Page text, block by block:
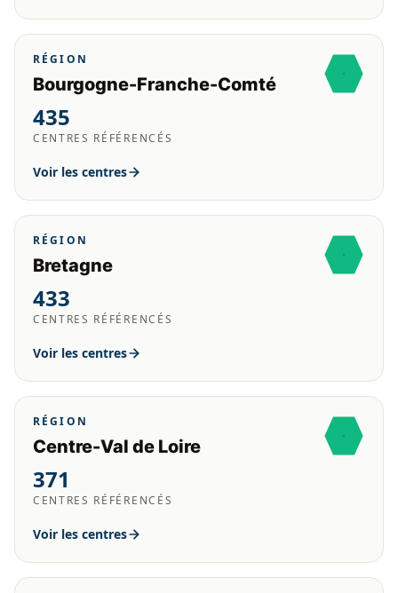
RÉGION
Bourgogne-Franche-Comté
435
CENTRES RÉFÉRENCÉS
Voir les centres
RÉGION
Bretagne
433
CENTRES RÉFÉRENCÉS
Voir les centres
RÉGION
Centre-Val de Loire
371
CENTRES RÉFÉRENCÉS
Voir les centres